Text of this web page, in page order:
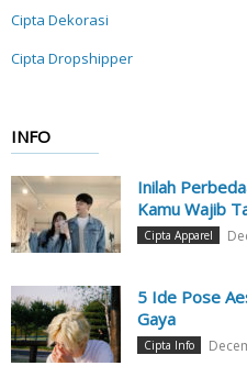
Cipta Dekorasi
Cipta Dropshipper
INFO
Inilah
Kamu Wajib
Cipta Apparel
5 Ide Pose
Gaya
Cipta Info